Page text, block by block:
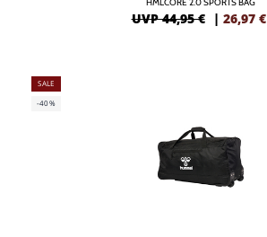
UVP 44,95 € | 26,97 €
SALE
-40%